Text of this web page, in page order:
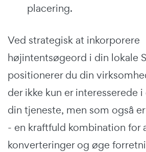
placering.
Ved strategisk at inkorporere
højintentsøgeord i din lokale
positionerer du din
der ikke kun er interesserede
din tjeneste, men som også
- en kraftfuld kombination for
konverteringer og øge